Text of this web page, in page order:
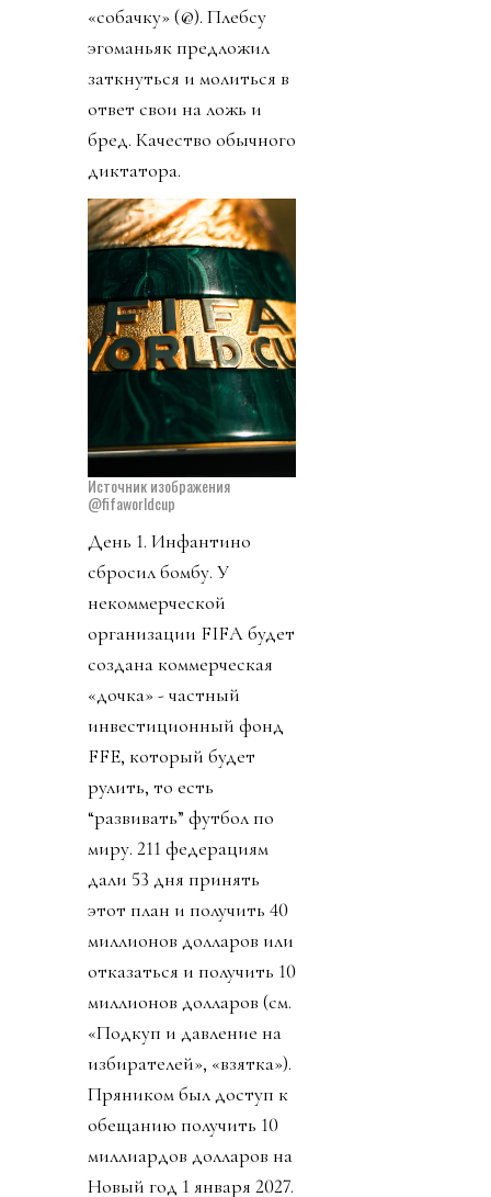
«собачку» (@). Плебсу
эгоманьяк предложил
заткнуться и молиться в
ответ свои на ложь и
бред. Качество обычного
диктатора.
Источник изображения
@fifaworldcup
День 1. Инфантино
сбросил бомбу. У
некоммерческой
организации FIFA будет
создана коммерческая
«дочка» - частный
инвестиционный фонд
FFE, который будет
рулить, то есть
“развивать” футбол по
миру. 211 федерациям
дали 53 дня принять
этот план и получить 40
миллионов долларов или
отказаться и получить 10
миллионов долларов (см.
«Подкуп и давление на
избирателей», «взятка»).
Пряником был доступ к
обещанию получить 10
миллиардов долларов на
Новый год 1 января 2027.